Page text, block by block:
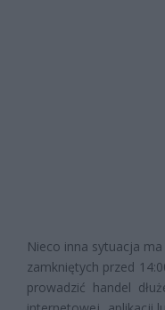
Nieco inna sytuacja
zamkniętych przed
prowadzić handel